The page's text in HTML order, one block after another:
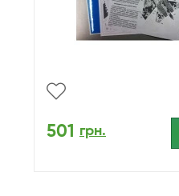
501 грн.